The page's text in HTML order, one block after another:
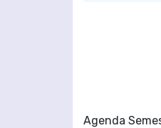
Agenda